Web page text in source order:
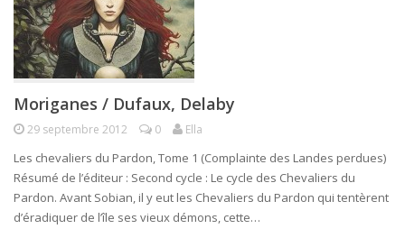
Moriganes / Dufaux, Delaby
29 septembre 2012 0 Ella
Les chevaliers du Pardon, Tome 1 (Complainte des Landes perdues)
Résumé de l’éditeur : Second cycle : Le cycle des Chevaliers du
Pardon. Avant Sobian, il y eut les Chevaliers du Pardon qui tentèrent
d’éradiquer de l’île ses vieux démons, cette…